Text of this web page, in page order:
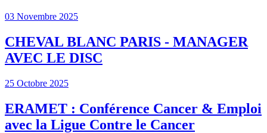
03 Novembre 2025
CHEVAL BLANC PARIS - MANAGER
AVEC LE DISC
25 Octobre 2025
ERAMET : Conférence Cancer & Emploi
avec la Ligue Contre le Cancer